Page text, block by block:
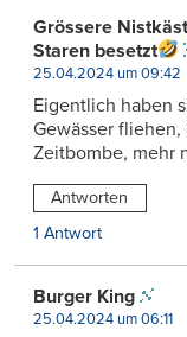
Grössere
Staren besetzt
25.04.2024 um 09:42
Eigentlich haben
Gewässer
Zeitbombe, mehr
Antworten
1 Antwort
Burger King
25.04.2024 um 06:11